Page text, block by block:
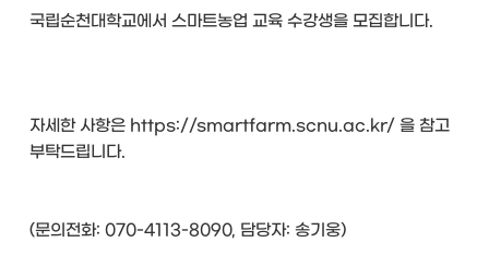
국립순천대학교에서 스마트농업 교육 수강생을 모집합니다.
자세한 사항은 https://smartfarm.scnu.ac.kr/ 을 참고
부탁드립니다.
(문의전화: 070-4113-8090, 담당자: 송기웅)